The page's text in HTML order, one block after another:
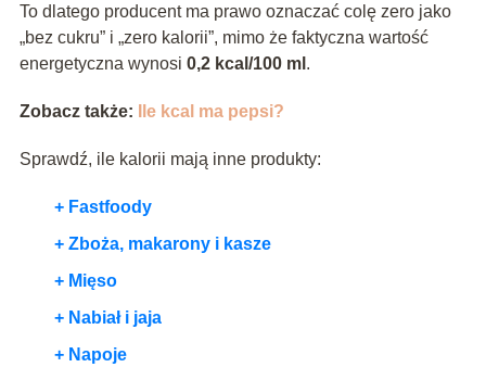
To dlatego producent ma prawo oznaczać colę zero jako
„bez cukru” i „zero kalorii”, mimo że faktyczna wartość
energetyczna wynosi 0,2 kcal/100 ml .
Zobacz także: Ile kcal ma pepsi?
Sprawdź, ile kalorii mają inne produkty:
+ Fastfoody
+ Zboża, makarony i kasze
+ Mięso
+ Nabiał i jaja
+ Napoje